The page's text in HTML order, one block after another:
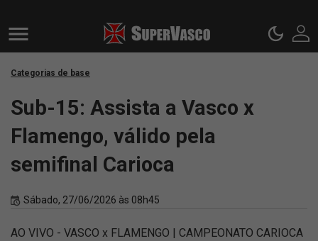
Categorias de base
Sub-15: Assista a Vasco x
Flamengo, válido pela
semifinal Carioca
Sábado, 27/06/2026 às 08h45
AO VIVO - VASCO x FLAMENGO | CAMPEONATO CARIOCA